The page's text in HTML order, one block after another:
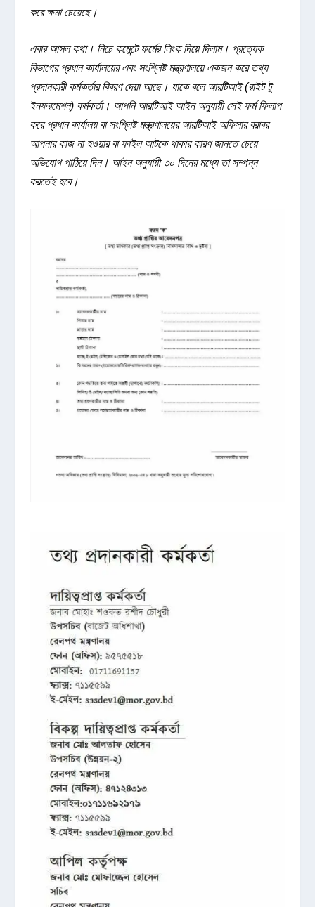
করে ক্ষমা চেয়েছে।
এবার আসল কথা। নিচে কমেন্টে ফর্মের লিংক দিয়ে দিলাম। প্রত্যেক
বিভাগের প্রধান কার্যালয়ের এবং সংশ্লিষ্ট মন্ত্রণালয়ে একজন করে তথ্য
প্রদানকারী কর্মকর্তার বিবরণ দেয়া আছে। যাকে বলে আরটিআই (রাইট টু
ইনফরমেশন) কর্মকর্তা। আপনি আরটিআই আইন অনুযায়ী সেই ফর্ম ফিলাপ
করে প্রধান কার্যালয় বা সংশ্লিষ্ট মন্ত্রণালয়ের আরটিআই অফিসার বরাবর
আপনার কাজ না হওয়ার বা ফাইল আটকে থাকার কারণ জানতে চেয়ে
অভিযোগ পাঠিয়ে দিন। আইন অনুযায়ী ৩০ দিনের মধ্যে তা সম্পন্ন
করতেই হবে।